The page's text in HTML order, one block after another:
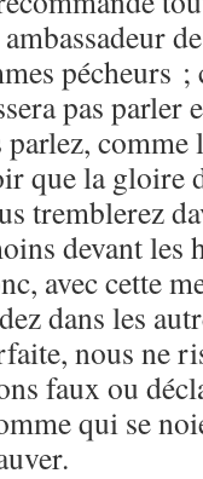
pécheurs
pas parler
parlez,
que la gloire
tremblerez
devant les
avec cette
dans les
nous ne
faux ou
qui se